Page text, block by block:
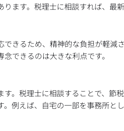
ます。税理士に相談すれば、最
きるため、精神的な負担が軽減
できるのは大きな利点です。
。税理士に相談することで、節
例えば、自宅の一部を事務所と